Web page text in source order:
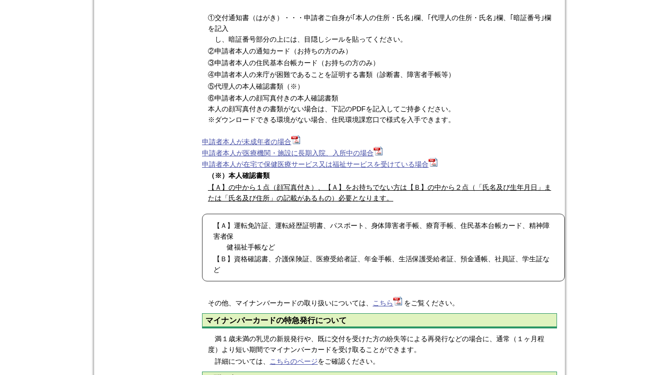
①交付通知書（はがき）・・・申請者ご自身が｢本人の住所・氏名｣欄、｢代理人の住所・氏名｣欄、｢暗証番号｣欄
を記入
し、暗証番号部分の上には、目隠しシールを貼ってください。
②申請者本人の通知カード（お持ちの方のみ）
③申請者本人の住民基本台帳カード（お持ちの方のみ）
④申請者本人の来庁が困難であることを証明する書類（診断書、障害者手帳等）
⑤代理人の本人確認書類（※）
⑥申請者本人の顔写真付きの本人確認書類
本人の顔写真付きの書類がない場合は、下記のPDFを記入してご持参ください。
※ダウンロードできる環境がない場合、住民環境課窓口で様式を入手できます。
申請者本人が未成年者の場合
申請者本人が医療機関・施設に長期入院、入所中の場合
申請者本人が在宅で保健医療サービス又は福祉サービスを受けている場合
（※）本人確認書類
【Ａ】の中から１点（顔写真付き）、【Ａ】をお持ちでない方は【Ｂ】の中から２点（「氏名及び生年月日」ま
たは「氏名及び住所」の記載があるもの）必要となります。
【Ａ】運転免許証、運転経歴証明書、パスポート、身体障害者手帳、療育手帳、住民基本台帳カード、精神障
害者保
健福祉手帳など
【Ｂ】資格確認書、介護保険証、医療受給者証、年金手帳、生活保護受給者証、預金通帳、社員証、学生証な
ど
その他、マイナンバーカードの取り扱いについては、 こちら をご覧ください。
マイナンバーカードの特急発行について
満１歳未満の乳児の新規発行や、既に交付を受けた方の紛失等による再発行などの場合に、通常（１ヶ月程
度）より短い期間でマイナンバーカードを受け取ることができます。
詳細については、
こちらのページをご確認ください。